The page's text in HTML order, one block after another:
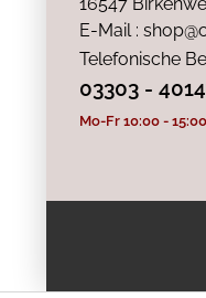
E-Mail :
Telefonische
03303 -
Mo-Fr 10:00 -